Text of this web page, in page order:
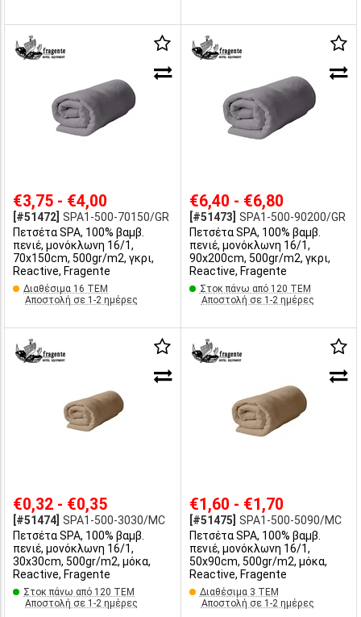
€3,75 - €4,00
[#51472] SPA1-500-70150/GR
Πετσέτα SPA, 100% βαμβ.
πενιέ, μονόκλωνη 16/1,
70x150cm, 500gr/m2, γκρι,
Reactive, Fragente
Διαθέσιμα 16 ΤΕΜ
Αποστολή σε 1-2 ημέρες
€6,40 - €6,80
[#51473] SPA1-500-90200/GR
Πετσέτα SPA, 100% βαμβ.
πενιέ, μονόκλωνη 16/1,
90x200cm, 500gr/m2, γκρι,
Reactive, Fragente
Στοκ πάνω από 120 ΤΕΜ
Αποστολή σε 1-2 ημέρες
€0,32 - €0,35
[#51474] SPA1-500-3030/MC
Πετσέτα SPA, 100% βαμβ.
πενιέ, μονόκλωνη 16/1,
30x30cm, 500gr/m2, μόκα,
Reactive, Fragente
Στοκ πάνω από 120 ΤΕΜ
Αποστολή σε 1-2 ημέρες
€1,60 - €1,70
[#51475] SPA1-500-5090/MC
Πετσέτα SPA, 100% βαμβ.
πενιέ, μονόκλωνη 16/1,
50x90cm, 500gr/m2, μόκα,
Reactive, Fragente
Διαθέσιμα 3 ΤΕΜ
Αποστολή σε 1-2 ημέρες